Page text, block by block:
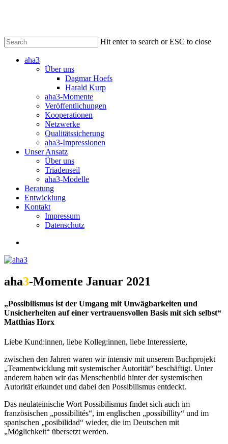
content
Hit enter to search or ESC to close
Searchaha3
Über uns
Dagmar Hoefs
Harald Kurp
aha3-Momente
Veröffentlichungen
Kooperationen
Netzwerke
Qualitätssicherung
aha3-Impressionen
Unser Ansatz
Über uns
Triadenseil
aha3-Modelle
Beratung
Entwicklung
Kontakt
Impressum
Datenschutz
aha3-Momente Januar 2021
„Possibilismus ist der Umgang mit Unwägbarkeiten und
Unsicherheiten auf einer vertrauensvollen Basis mit sich selbst“
Matthias Horx
Liebe Kund:innen, liebe Kolleg:innen, liebe Interessierte,
zwischen den Jahren waren wir intensiv mit unserem Buchprojekt
„Teamentwicklung mit systemischer Autorität“ beschäftigt. Unter
anderem haben wir das Menschenbild hinter der systemischen
Autorität erkundet und dabei den Possibilismus entdeckt.
Das neulateinische Wort Possibilismus findet sich auch im
französischen „possibilités“, im englischen „possibillity“ und im
spanischen „posibilidad“ wieder, die im Deutschen mit
„Möglichkeit“ übersetzt werden.